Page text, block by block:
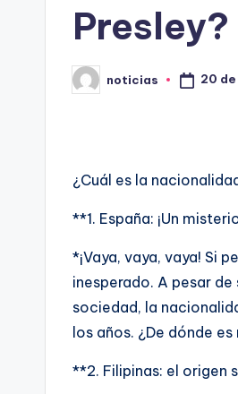
Presley?
Publicado
por
noticias 20
¿Cuál es la
**1. España: ¡Un
*¡Vaya, vaya, vaya! Si
inesperado. A pesar
sociedad, la
los años. ¿De dónde
**2. Filipinas: el origen